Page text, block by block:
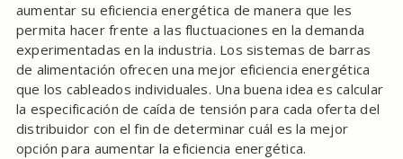
aumentar su eficiencia energética de manera que les
permita hacer frente a las fluctuaciones en la demanda
experimentadas en la industria. Los sistemas de barras
de alimentación ofrecen una mejor eficiencia energética
que los cableados individuales. Una buena idea es calcular
la especificación de caída de tensión para cada oferta del
distribuidor con el fin de determinar cuál es la mejor
opción para aumentar la eficiencia energética.